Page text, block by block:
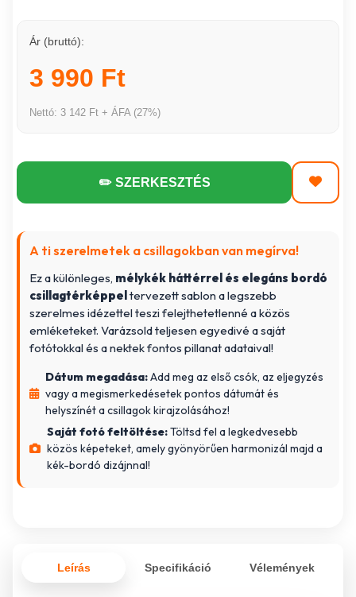
Ár (bruttó):
3 990 Ft
Nettó: 3 142 Ft + ÁFA (27%)
✏️ SZERKESZTÉS
A ti szerelmetek a csillagokban van megírva!
Ez a különleges, mélykék háttérrel és elegáns bordó
csillagtérképpeltervezett sablon a legszebb
szerelmes idézettel teszi felejthetetlenné a közös
emléketeket. Varázsold teljesen egyedivé a saját
fotótokkal és a nektek fontos pillanat adataival!
Dátum megadása:Add meg az első csók, az eljegyzés
vagy a megismerkedésetek pontos dátumát és
helyszínét a csillagok kirajzolásához!
Saját fotó feltöltése:Töltsd fel a legkedvesebb
közös képeteket, amely gyönyörűen harmonizál majd a
kék-bordó dizájnnal!
Leírás Specifikáció Vélemények